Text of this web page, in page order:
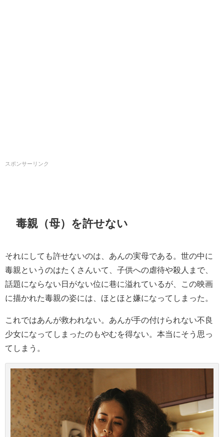
スポンサーリンク
毒親（母）を許せない
それにしても許せないのは、あんの実母である。世の中に
毒親というのはたくさんいて、子供への虐待や殺人まで、
話題にならない日がない位に巷に溢れているが、この映画
に描かれた毒親の姿には、ほとほと嫌になってしまった。
これではあんが救われない。あんが手の付けられない不良
少女になってしまったのもやむを得ない。本当にそう思っ
てしまう。